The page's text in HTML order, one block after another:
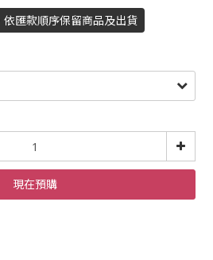
匯款順序保留商品及出貨
現在預購